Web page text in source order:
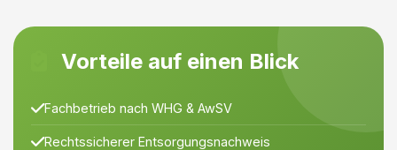
Vorteile auf einen Blick
Fachbetrieb nach WHG & AwSV
Rechtssicherer Entsorgungsnachweis